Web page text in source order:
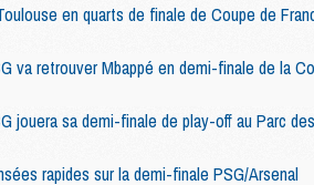
en quarts de finale de Coupe de
va retrouver Mbappé en demi-finale de la
jouera sa demi-finale de play-off au Parc
rapides sur la demi-finale PSG/Arsenal